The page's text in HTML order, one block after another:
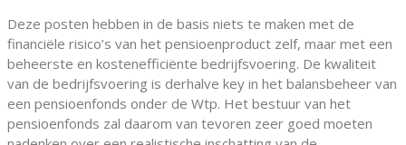
Deze posten hebben in de basis niets te maken met de
financiële risico’s van het pensioenproduct zelf, maar met een
beheerste en kostenefficiënte bedrijfsvoering. De kwaliteit
van de bedrijfsvoering is derhalve key in het balansbeheer van
een pensioenfonds onder de Wtp. Het bestuur van het
pensioenfonds zal daarom van tevoren zeer goed moeten